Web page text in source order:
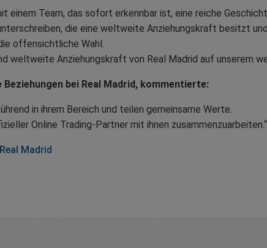
Team, das sofort erkennbar ist, eine reiche
die eine weltweite Anziehungskraft besitzt
offensichtliche Wahl.
weltweite Anziehungskraft von Real Madrid auf unserem
bei Real Madrid, kommentierte:
in ihrem Bereich und teilen gemeinsame Werte.
Online Trading-Partner mit ihnen zusammenzuarbeiten.“
Madrid